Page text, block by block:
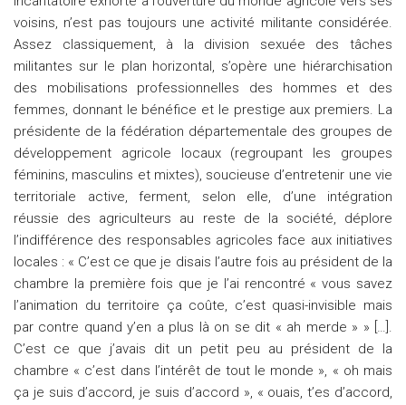
voisins, n’est pas toujours une activité militante considérée.
Assez classiquement, à la division sexuée des tâches
militantes sur le plan horizontal, s’opère une hiérarchisation
des mobilisations professionnelles des hommes et des
femmes, donnant le bénéfice et le prestige aux premiers. La
présidente de la fédération départementale des groupes de
développement agricole locaux (regroupant les groupes
féminins, masculins et mixtes), soucieuse d’entretenir une vie
territoriale active, ferment, selon elle, d’une intégration
réussie des agriculteurs au reste de la société, déplore
l’indifférence des responsables agricoles face aux initiatives
locales : « C’est ce que je disais l’autre fois au président de la
chambre la première fois que je l’ai rencontré « vous savez
l’animation du territoire ça coûte, c’est quasi-invisible mais
par contre quand y’en a plus là on se dit « ah merde » » […].
C’est ce que j’avais dit un petit peu au président de la
chambre « c’est dans l’intérêt de tout le monde », « oh mais
ça je suis d’accord, je suis d’accord », « ouais, t’es d’accord,